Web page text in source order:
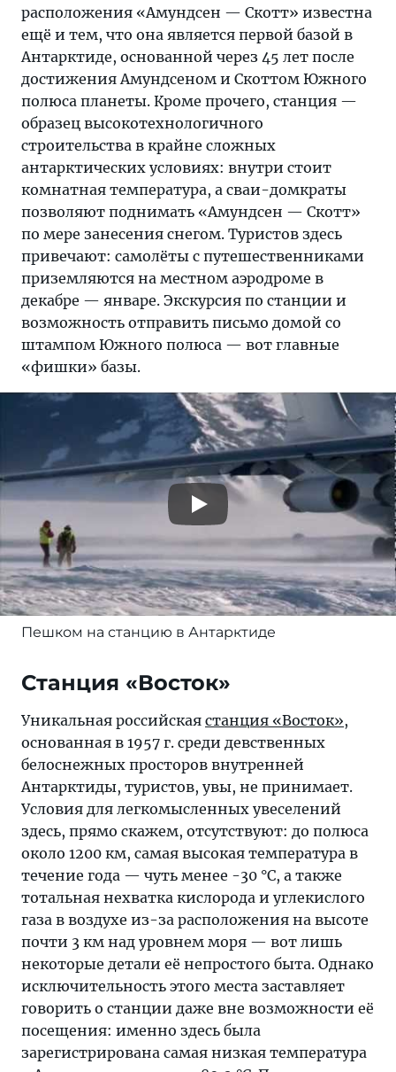
расположения «Амундсен — Скотт» известна
ещё и тем, что она является первой базой в
Антарктиде, основанной через 45 лет после
достижения Амундсеном и Скоттом Южного
полюса планеты. Кроме прочего, станция —
образец высокотехнологичного
строительства в крайне сложных
антарктических условиях: внутри стоит
комнатная температура, а сваи-домкраты
позволяют поднимать «Амундсен — Скотт»
по мере занесения снегом. Туристов здесь
привечают: самолёты с путешественниками
приземляются на местном аэродроме в
декабре — январе. Экскурсия по станции и
возможность отправить письмо домой со
штампом Южного полюса — вот главные
«фишки» базы.
Пешком на станцию в Антарктиде
Станция «Восток»
Уникальная российская станция «Восток»,
основанная в 1957 г. среди девственных
белоснежных просторов внутренней
Антарктиды, туристов, увы, не принимает.
Условия для легкомысленных увеселений
здесь, прямо скажем, отсутствуют: до полюса
около 1200 км, самая высокая температура в
течение года — чуть менее -30 °C, а также
тотальная нехватка кислорода и углекислого
газа в воздухе из-за расположения на высоте
почти 3 км над уровнем моря — вот лишь
некоторые детали её непростого быта. Однако
исключительность этого места заставляет
говорить о станции даже вне возможности её
посещения: именно здесь была
зарегистрирована самая низкая температура